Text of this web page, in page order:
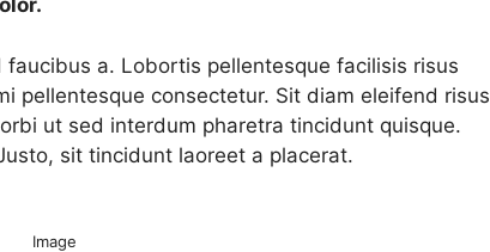
a. Lobortis pellentesque facilisis risus
pellentesque consectetur. Sit diam eleifend risus
ut sed interdum pharetra tincidunt quisque.
sit tincidunt laoreet a placerat.
Image